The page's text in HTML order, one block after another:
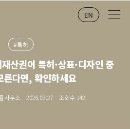
EN
#특허
산권이 특허·상표·디자인 중
른다면, 확인하세요
사무소 2026.03.27 조회수 142